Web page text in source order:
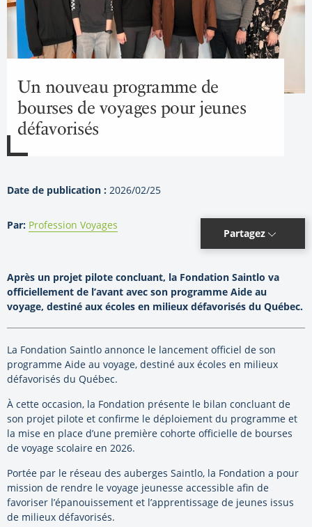
Un nouveau programme de
bourses de voyages pour jeunes
défavorisés
Date de publication : 2026/02/25
Par: Profession Voyages
Partagez
Après un projet pilote concluant, la Fondation Saintlo va
officiellement de l’avant avec son programme Aide au
voyage, destiné aux écoles en milieux défavorisés du Québec.
La Fondation Saintlo annonce le lancement officiel de son
programme Aide au voyage, destiné aux écoles en milieux
défavorisés du Québec.
À cette occasion, la Fondation présente le bilan concluant de
son projet pilote et confirme le déploiement du programme et
la mise en place d’une première cohorte officielle de bourses
de voyage scolaire en 2026.
Portée par le réseau des auberges Saintlo, la Fondation a pour
mission de rendre le voyage jeunesse accessible afin de
favoriser l’épanouissement et l’apprentissage de jeunes issus
de milieux défavorisés.